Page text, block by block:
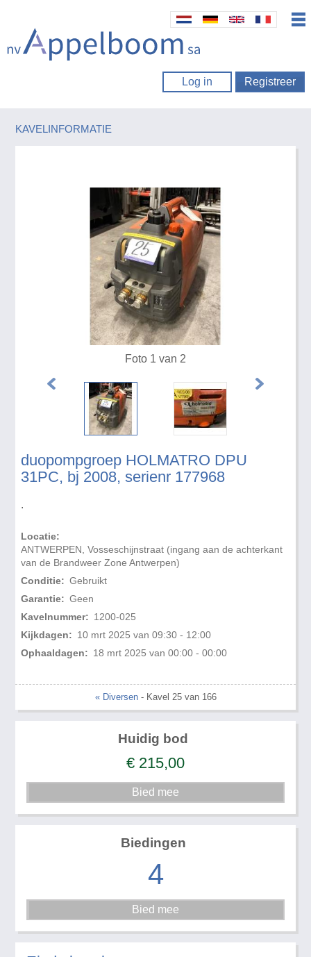
Log in Registreer
KAVELINFORMATIE
duopompgroep HOLMATRO DPU
31PC, bj 2008, serienr 177968
.
Locatie:
ANTWERPEN, Vosseschijnstraat (ingang aan de achterkant
van de Brandweer Zone Antwerpen)
Conditie: Gebruikt
Garantie: Geen
Kavelnummer: 1200-025
Kijkdagen: 10 mrt 2025 van 09:30 - 12:00
Ophaaldagen: 18 mrt 2025 van 00:00 - 00:00
Foto 1 van 2
« Diversen- Kavel 25 van 166
Huidig bod
€ 215,00
Biedingen
4